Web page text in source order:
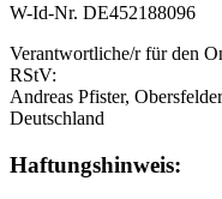
W-Id-Nr. DE452188096
Verantwortliche/r für den
RStV:
Andreas Pfister,
Deutschland
Haftungshinweis: